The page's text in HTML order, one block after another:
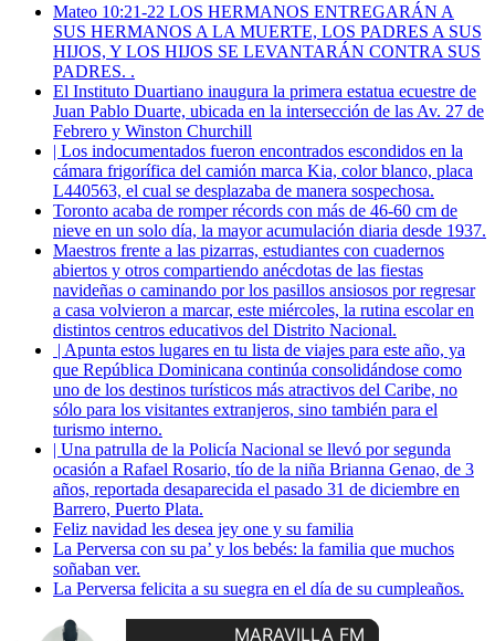
Mateo 10:21-22 LOS HERMANOS ENTREGARÁN A
SUS HERMANOS A LA MUERTE, LOS PADRES A SUS
HIJOS, Y LOS HIJOS SE LEVANTARÁN CONTRA SUS
PADRES. .
El Instituto Duartiano inaugura la primera estatua ecuestre de
Juan Pablo Duarte, ubicada en la intersección de las Av. 27 de
Febrero y Winston Churchill
| Los indocumentados fueron encontrados escondidos en la
cámara frigorífica del camión marca Kia, color blanco, placa
L440563, el cual se desplazaba de manera sospechosa.
Toronto acaba de romper récords con más de 46-60 cm de
nieve en un solo día, la mayor acumulación diaria desde 1937.
Maestros frente a las pizarras, estudiantes con cuadernos
abiertos y otros compartiendo anécdotas de las fiestas
navideñas o caminando por los pasillos ansiosos por regresar
a casa volvieron a marcar, este miércoles, la rutina escolar en
distintos centros educativos del Distrito Nacional.
| Apunta estos lugares en tu lista de viajes para este año, ya
que República Dominicana continúa consolidándose como
uno de los destinos turísticos más atractivos del Caribe, no
sólo para los visitantes extranjeros, sino también para el
turismo interno.
| Una patrulla de la Policía Nacional se llevó por segunda
ocasión a Rafael Rosario, tío de la niña Brianna Genao, de 3
años, reportada desaparecida el pasado 31 de diciembre en
Barrero, Puerto Plata.
Feliz navidad les desea jey one y su familia
La Perversa con su pa’ y los bebés: la familia que muchos
soñaban ver.
La Perversa felicita a su suegra en el día de su cumpleaños.